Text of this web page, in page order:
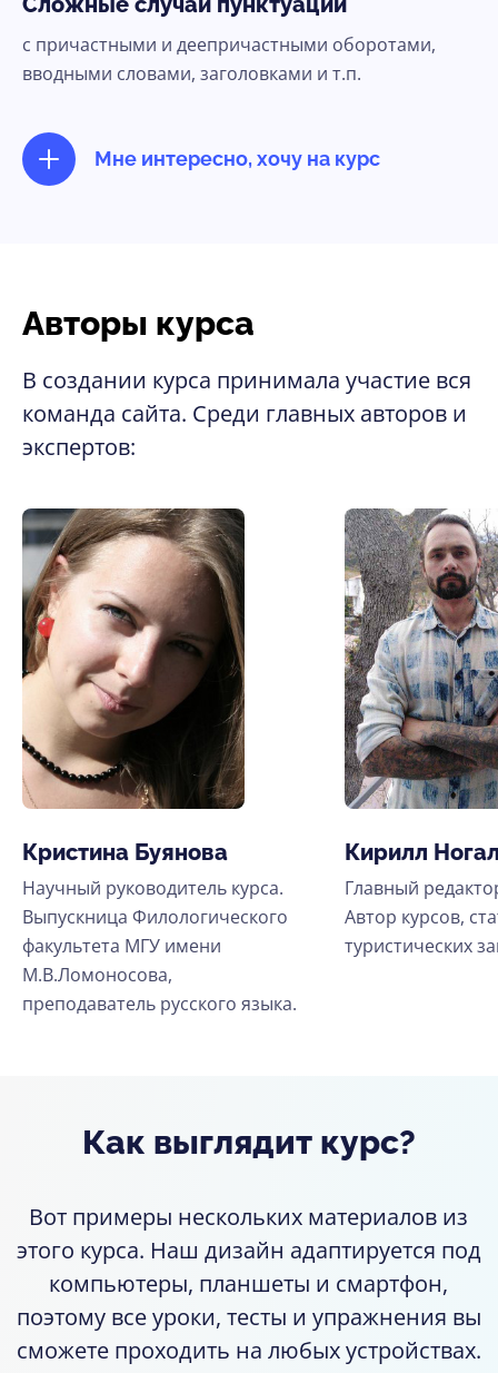
с причастными и деепричастными оборотами,
вводными словами, заголовками и т.п.
Мне интересно, хочу на курс
Авторы курса
В создании курса принимала участие вся
команда сайта. Среди главных авторов и
экспертов:
Кристина Буянова
Научный руководитель курса.
Выпускница Филологического
факультета МГУ имени
М.В.Ломоносова,
преподаватель русского языка.
Кирилл
Главный
Автор курсов,
туристических
Как выглядит курс?
Вот примеры нескольких материалов из
этого курса. Наш дизайн адаптируется под
компьютеры, планшеты и смартфон,
поэтому все уроки, тесты и упражнения вы
сможете проходить на любых устройствах.